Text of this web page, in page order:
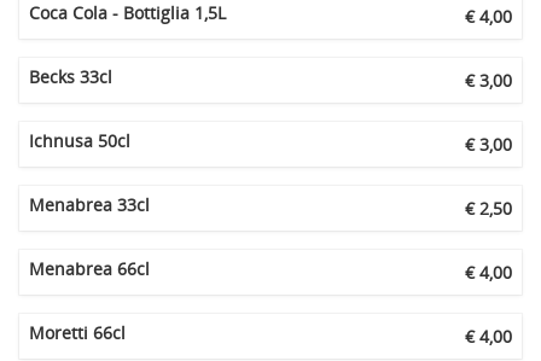
Coca Cola - Bottiglia 1,5L € 4,00
Becks 33cl € 3,00
Ichnusa 50cl € 3,00
Menabrea 33cl € 2,50
Menabrea 66cl € 4,00
Moretti 66cl € 4,00